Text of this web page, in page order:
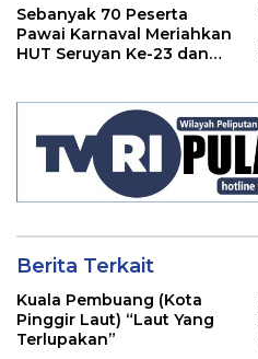
Sebanyak 70 Peserta
Pawai Karnaval Meriahkan
HUT Seruyan Ke-23 dan
Berita Terkait
Kuala Pembuang (Kota
Pinggir Laut) “Laut Yang
Terlupakan”